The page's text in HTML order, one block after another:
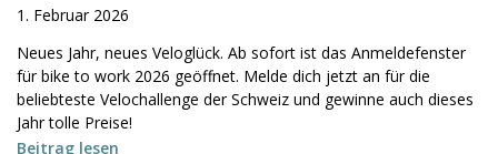
1. Februar 2026
Neues Jahr, neues Veloglück. Ab sofort ist das Anmeldefenster
für bike to work 2026 geöffnet. Melde dich jetzt an für die
beliebteste Velochallenge der Schweiz und gewinne auch dieses
Jahr tolle Preise!
Beitrag lesen